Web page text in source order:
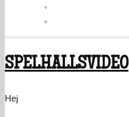
SPELHALLSVIDEO
Hej